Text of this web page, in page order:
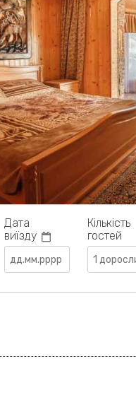
Дата
виїзду
Кількість
гостей